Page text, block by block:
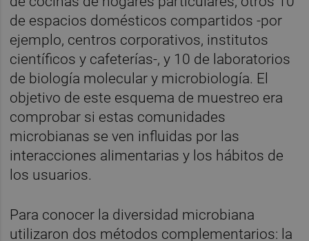
de espacios domésticos compartidos -por
ejemplo, centros corporativos, institutos
científicos y cafeterías-, y 10 de laboratorios
de biología molecular y microbiología. El
objetivo de este esquema de muestreo era
comprobar si estas comunidades
microbianas se ven influidas por las
interacciones alimentarias y los hábitos de
los usuarios.
Para conocer la diversidad microbiana
utilizaron dos métodos complementarios: la